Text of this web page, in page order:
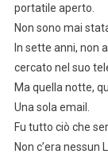
portatile aperto.
Non sono mai
In sette anni, non
cercato nel suo
Ma quella notte,
Una sola email.
Fu tutto ciò che
Non c’era nessun